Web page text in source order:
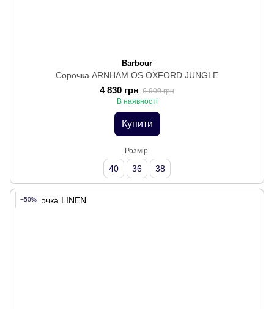
Barbour
Сорочка ARNHAM OS OXFORD JUNGLE
4 830 грн 6 900 грн
В наявності
Купити
Розмір
40 36 38
−50%